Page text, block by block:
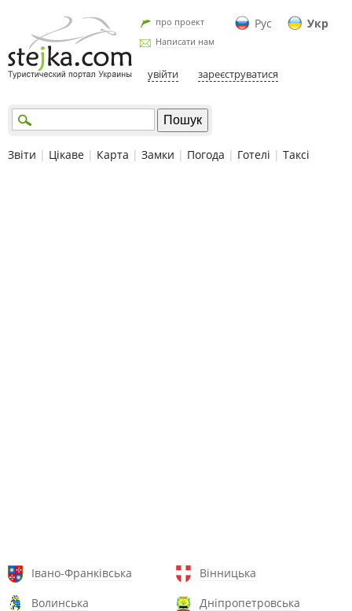
Рус Укр
про проект
Написати нам
увійти зареєструватися
Звіти | Цікаве | Карта | Замки | Погода | Готелі | Таксі
Івано-Франківська
Вінницька
Волинська
Дніпропетровська